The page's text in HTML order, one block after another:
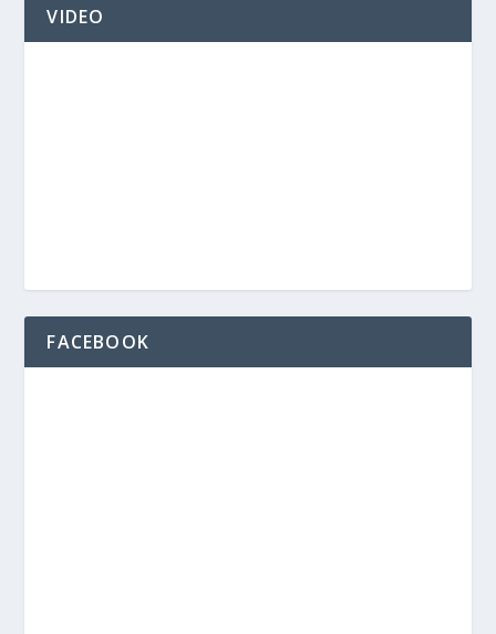
VIDEO
FACEBOOK